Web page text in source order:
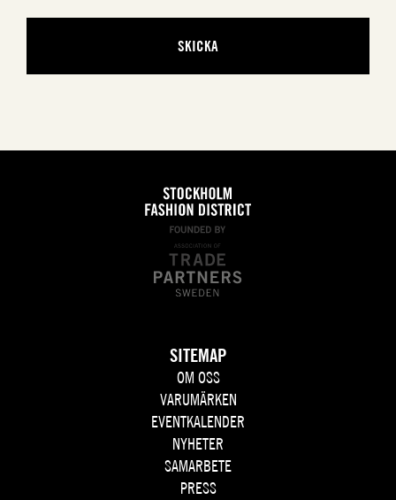
SITEMAP
OM OSS
VARUMÄRKEN
EVENTKALENDER
NYHETER
SAMARBETE
PRESS